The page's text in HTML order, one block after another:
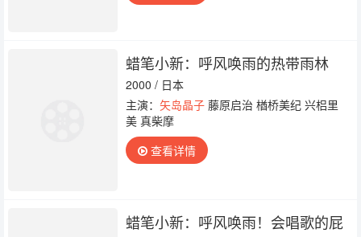
蜡笔小新：呼风唤雨的热带雨林
2000 / 日本
主演： 矢岛晶子藤原启治 楢桥美纪 兴梠里
美 真柴摩
查看详情
蜡笔小新：呼风唤雨！会唱歌的屁